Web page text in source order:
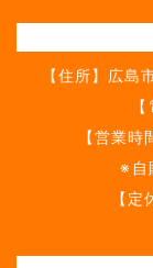
【住所】 広島
【営業
※自
【